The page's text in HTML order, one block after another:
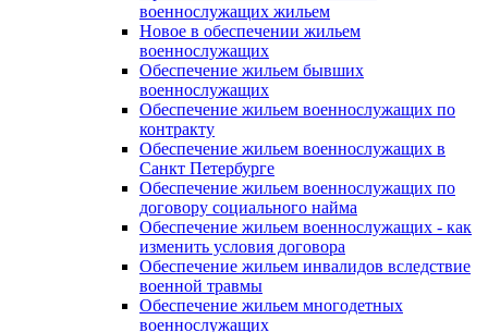
военнослужащих жильем
Новое в обеспечении жильем
военнослужащих
Обеспечение жильем бывших
военнослужащих
Обеспечение жильем военнослужащих по
контракту
Обеспечение жильем военнослужащих в
Санкт Петербурге
Обеспечение жильем военнослужащих по
договору социального найма
Обеспечение жильем военнослужащих - как
изменить условия договора
Обеспечение жильем инвалидов вследствие
военной травмы
Обеспечение жильем многодетных
военнослужащих